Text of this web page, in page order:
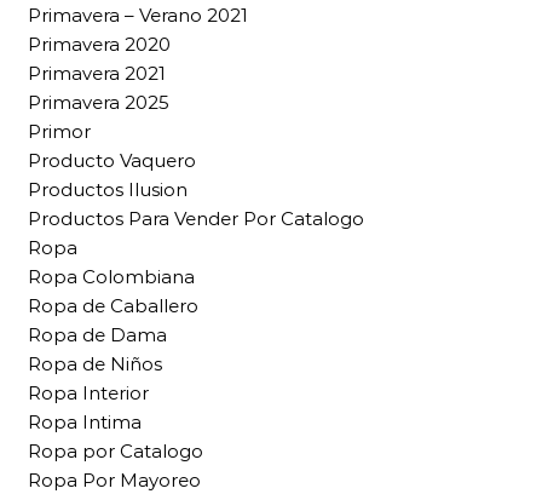
Primavera – Verano 2021
Primavera 2020
Primavera 2021
Primavera 2025
Primor
Producto Vaquero
Productos Ilusion
Productos Para Vender Por Catalogo
Ropa
Ropa Colombiana
Ropa de Caballero
Ropa de Dama
Ropa de Niños
Ropa Interior
Ropa Intima
Ropa por Catalogo
Ropa Por Mayoreo